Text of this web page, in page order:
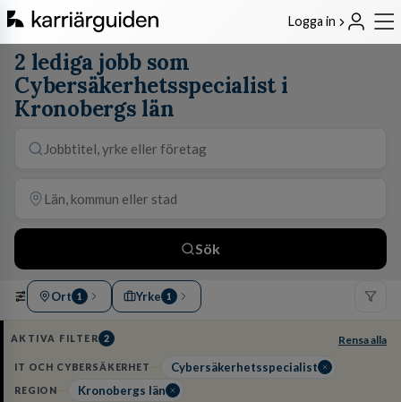
Logga in
2 lediga jobb som
Cybersäkerhetsspecialist i
Kronobergs län
Sök
Ort 1 Yrke 1
AKTIVA FILTER 2 Rensa alla
IT OCH CYBERSÄKERHET Cybersäkerhetsspecialist
REGION Kronobergs län